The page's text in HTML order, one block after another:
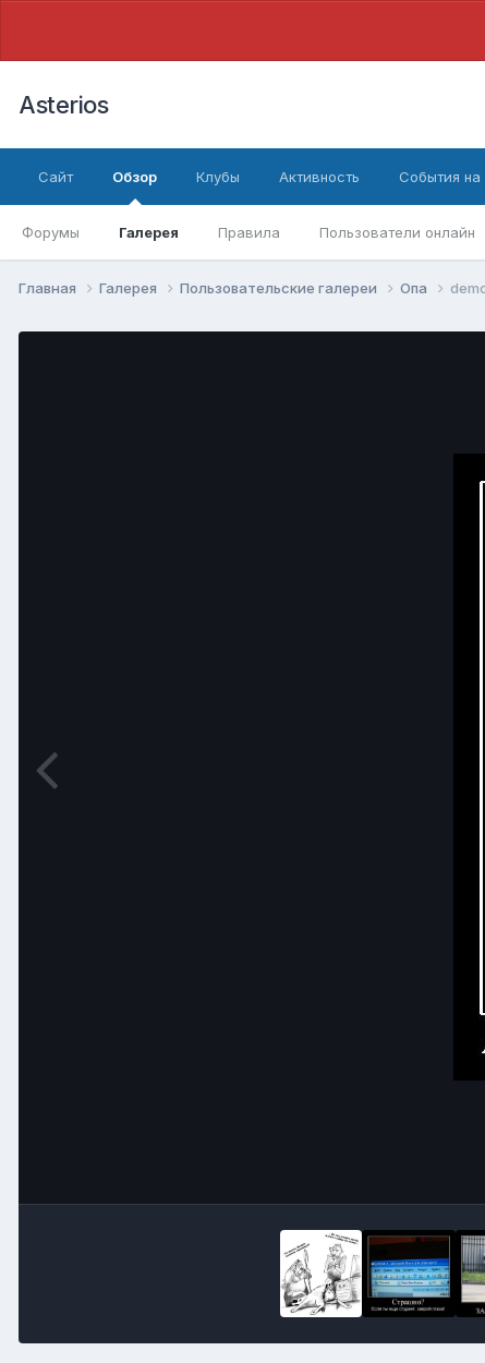
Asterios
Сайт Обзор
Форумы Галерея Правила Пользователи онлайн
Клубы Активность События на
Главная Галерея Пользовательские галереи Опа